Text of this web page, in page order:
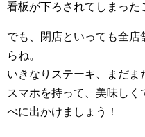
看板が下ろされてしまった
でも、閉店といっても全店
らね。
いきなりステーキ、まだま
スマホを持って、美味し
べに出かけましょう！